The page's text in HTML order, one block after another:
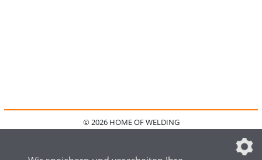
© 2026 HOME OF WELDING
IMPRESSUM
FAQ
DATENSCHUTZEINSTELLUNGEN